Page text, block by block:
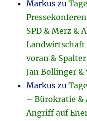
Markus zu
SPD & Merz &
Landwirtschaft
voran &
Jan Bollinger &
Markus zu
– Bürokratie &
Angriff auf